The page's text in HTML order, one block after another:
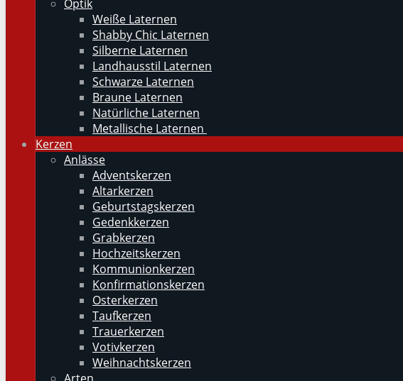
Optik
Weiße Laternen
Shabby Chic Laternen
Silberne Laternen
Landhausstil Laternen
Schwarze Laternen
Braune Laternen
Natürliche Laternen
Metallische Laternen
Kerzen
Anlässe
Adventskerzen
Altarkerzen
Geburtstagskerzen
Gedenkkerzen
Grabkerzen
Hochzeitskerzen
Kommunionkerzen
Konfirmationskerzen
Osterkerzen
Taufkerzen
Trauerkerzen
Votivkerzen
Weihnachtskerzen